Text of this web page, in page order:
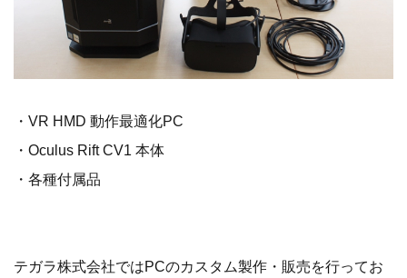
・VR HMD 動作最適化PC
・Oculus Rift CV1 本体
・各種付属品
テガラ株式会社ではPCのカスタム製作・販売を行ってお